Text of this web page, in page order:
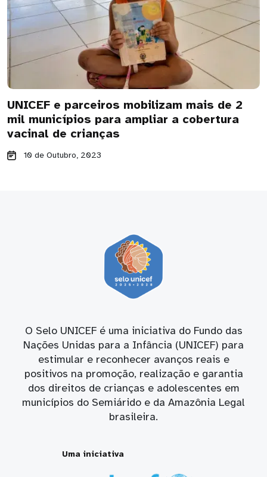
UNICEF e parceiros mobilizam mais de 2
mil municípios para ampliar a cobertura
vacinal de crianças
10 de Outubro, 2023
O Selo UNICEF é uma iniciativa do Fundo das
Nações Unidas para a Infância (UNICEF) para
estimular e reconhecer avanços reais e
positivos na promoção, realização e garantia
dos direitos de crianças e adolescentes em
municípios do Semiárido e da Amazônia Legal
brasileira.
Uma iniciativa